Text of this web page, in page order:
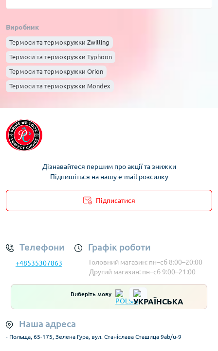
Виробник
Термоси та термокружки Zwilling
Термоси та термокружки Typhoon
Термоси та термокружки Orion
Термоси та термокружки Mondex
Термоси та термокружки BLACK+BLUM
Термоси та термокружки Berlinger haus
Дізнавайтеся першим про акції та знижки
Підпишіться на нашу e-mail розсилку
Підписатися
Телефони
+48535307863
Графік роботи
Головний магазин: пн–сб 8:00–20:00
Другий магазин: пн–сб 9:00–21:00
Виберіть мову
Наша адреса
- Польща, 65-175, Зелена Гура, вул. Станіслава Сташица 9ab/u-9